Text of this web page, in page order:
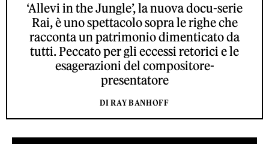
‘Allevi in the Jungle’, la nuova docu-serie
Rai, è uno spettacolo sopra le righe che
racconta un patrimonio dimenticato da
tutti. Peccato per gli eccessi retorici e le
esagerazioni del compositore-
presentatore
DI RAY BANHOFF